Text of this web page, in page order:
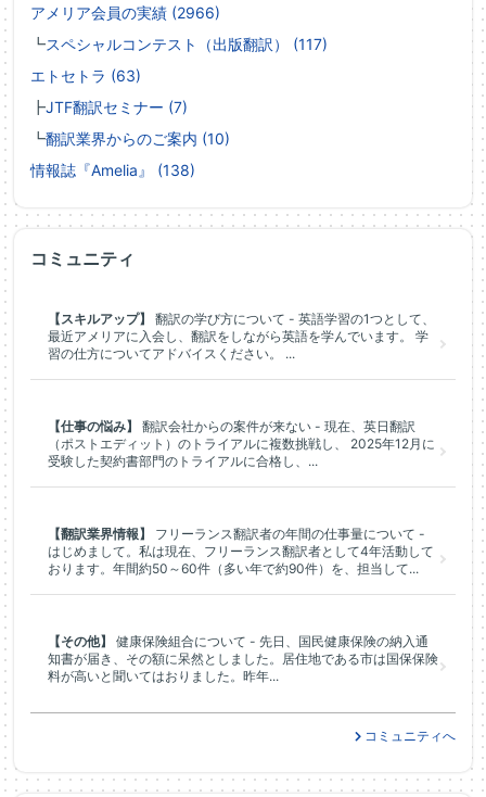
アメリア会員の実績 (2966)
┗スペシャルコンテスト（出版翻訳） (117)
エトセトラ (63)
┣JTF翻訳セミナー (7)
┗翻訳業界からのご案内 (10)
情報誌『Amelia』 (138)
コミュニティ
【スキルアップ】
翻訳の学び方について - 英語学習の1つとして、
最近アメリアに入会し、翻訳をしながら英語を学んでいます。 学
習の仕方についてアドバイスください。 ...
【仕事の悩み】
翻訳会社からの案件が来ない - 現在、英日翻訳
（ポストエディット）のトライアルに複数挑戦し、 2025年12月に
受験した契約書部門のトライアルに合格し、...
【翻訳業界情報】
フリーランス翻訳者の年間の仕事量について -
はじめまして。私は現在、フリーランス翻訳者として4年活動して
おります。年間約50～60件（多い年で約90件）を、担当して...
【その他】
健康保険組合について - 先日、国民健康保険の納入通
知書が届き、その額に呆然としました。居住地である市は国保保険
料が高いと聞いてはおりました。昨年...
コミュニティへ